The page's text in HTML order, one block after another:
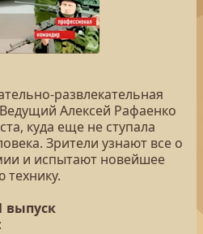
развлекательная
Алексей Рафаенко
куда еще не ступала
Зрители узнают все о
и испытают новейшее
выпуск